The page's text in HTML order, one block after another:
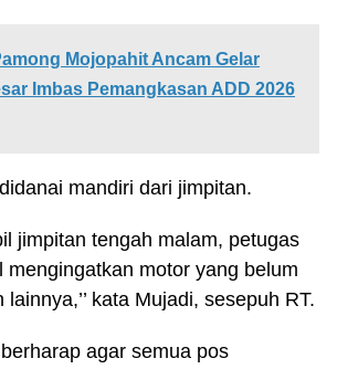
Mojopahit Ancam Gelar
Imbas Pemangkasan ADD 2026
mandiri dari jimpitan.
jimpitan tengah malam, petugas
mengingatkan motor yang belum
kata Mujadi, sesepuh RT.
agar semua pos